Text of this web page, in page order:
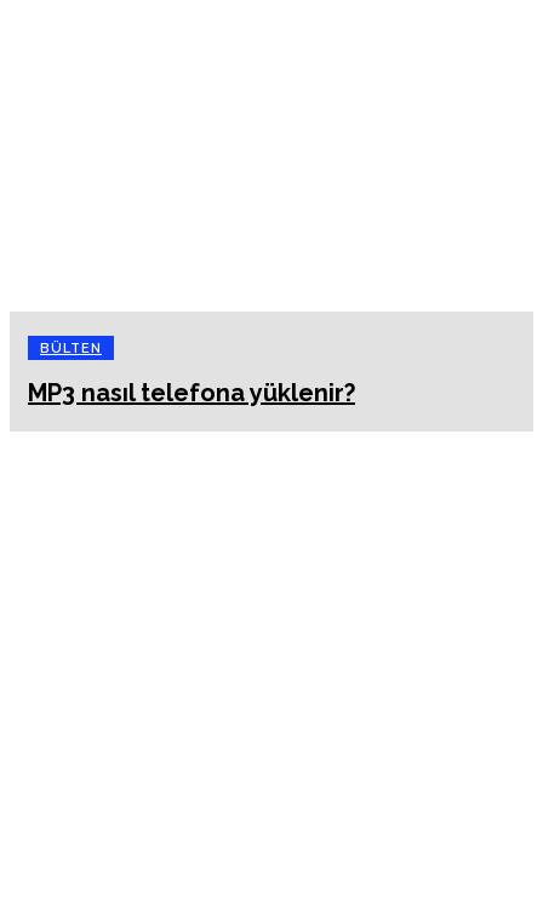
BÜLTEN
MP3 nasıl telefona yüklenir?